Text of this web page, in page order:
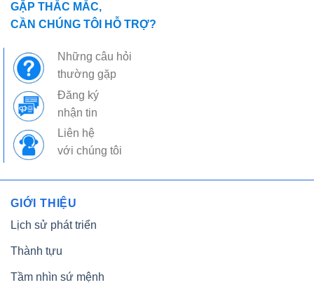
GẶP THẮC MẮC,
CẦN CHÚNG TÔI HỖ TRỢ?
Những câu hỏi
thường gặp
Đăng ký
nhận tin
Liên hệ
với chúng tôi
GIỚI THIỆU
Lịch sử phát triển
Thành tựu
Tầm nhìn sứ mệnh